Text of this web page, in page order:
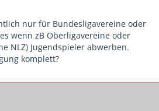
nur für Bundesligavereine oder
wenn zB Oberligavereine oder
NLZ) Jugendspieler abwerben.
komplett?